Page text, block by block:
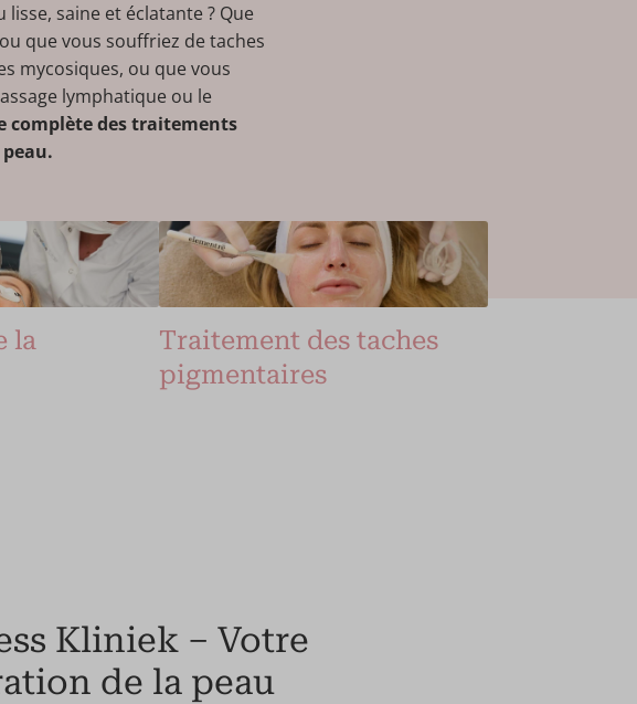
saine et éclatante ? Que
que vous souffriez de taches
mycosiques, ou que vous
lymphatique ou le
complète des traitements
la
Traitement des taches
pigmentaires
Kliniek – Votre
de la peau